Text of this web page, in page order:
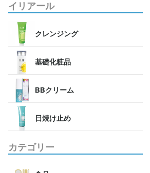
イリアール
クレンジング
基礎化粧品
BBクリーム
日焼け止め
カテゴリー